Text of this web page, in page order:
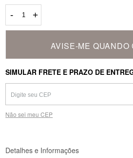
- +
AVISE-ME QUANDO
SIMULAR FRETE E PRAZO DE
Não sei meu CEP
Detalhes e Informações